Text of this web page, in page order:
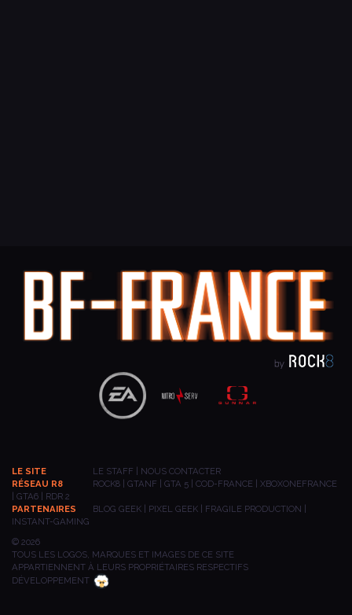
LE SITE LE STAFF | NOUS CONTACTER
RÉSEAU R8
ROCK8 | GTANF | GTA 5 | COD-FRANCE | XBOXONEFRANCE
| GTA6 | RDR 2
PARTENAIRES
BLOG GEEK | PIXEL GEEK | FRAGILE PRODUCTION |
INSTANT-GAMING
© 2026
TOUS LES LOGOS, MARQUES ET IMAGES DE CE SITE
APPARTIENNENT À LEURS PROPRIÉTAIRES RESPECTIFS
DÉVELOPPEMENT